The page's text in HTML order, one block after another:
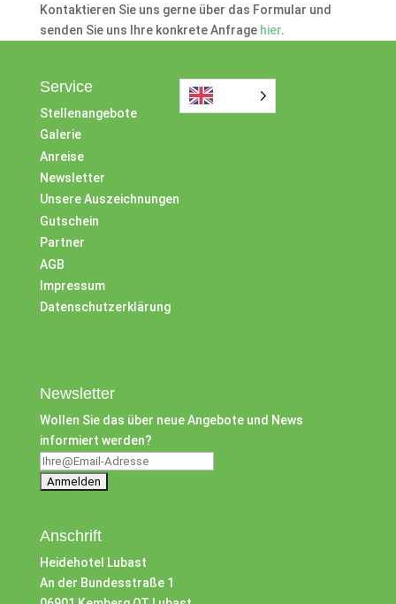
Kontaktieren Sie uns gerne über das Formular und
senden Sie uns Ihre konkrete Anfrage hier.
Service
Stellenangebote
Galerie
Anreise
Newsletter
Unsere Auszeichnungen
Gutschein
Partner
AGB
Impressum
Datenschutzerklärung
Newsletter
Wollen Sie das über neue Angebote und News
informiert werden?
Anschrift
Heidehotel Lubast
An der Bundesstraße 1